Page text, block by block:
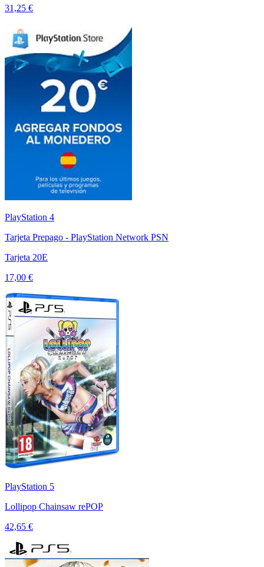
31,25 €
PlayStation 4
Tarjeta Prepago - PlayStation Network PSN
Tarjeta 20E
17,00 €
PlayStation 5
Lollipop Chainsaw rePOP
42,65 €